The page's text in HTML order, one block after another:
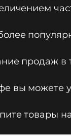
продаж в
вы можете
товары